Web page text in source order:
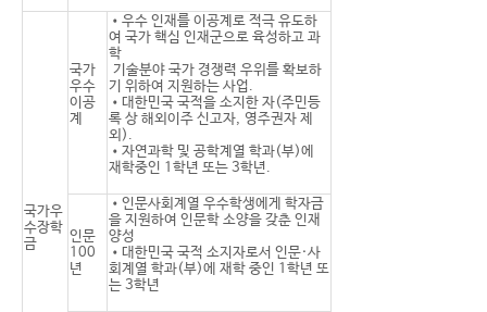
국가우
수장학
금
국가
우수
이공
계
•우수 인재를 이공계로 적극 유도하
여 국가 핵심 인재군으로 육성하고 과
학
기술분야 국가 경쟁력 우위를 확보하
기 위하여 지원하는 사업.
•대한민국 국적을 소지한 자(주민등
록 상 해외이주 신고자, 영주권자 제
외).
•자연과학 및 공학계열 학과(부)에
재학중인 1학년 또는 3학년.
인문
100
년
•인문사회계열 우수학생에게 학자금
을 지원하여 인문학 소양을 갖춘 인재
양성
•대한민국 국적 소지자로서 인문·사
회계열 학과(부)에 재학 중인 1학년 또
는 3학년